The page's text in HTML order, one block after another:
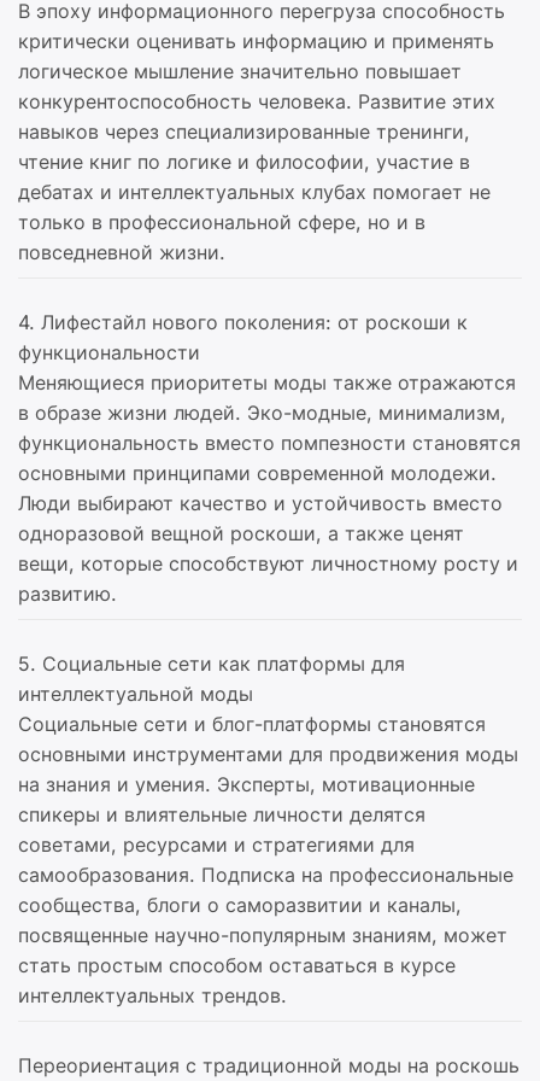
В эпоху информационного перегруза способность
критически оценивать информацию и применять
логическое мышление значительно повышает
конкурентоспособность человека. Развитие этих
навыков через специализированные тренинги,
чтение книг по логике и философии, участие в
дебатах и интеллектуальных клубах помогает не
только в профессиональной сфере, но и в
повседневной жизни.
4. Лифестайл нового поколения: от роскоши к
функциональности
Меняющиеся приоритеты моды также отражаются
в образе жизни людей. Эко-модные, минимализм,
функциональность вместо помпезности становятся
основными принципами современной молодежи.
Люди выбирают качество и устойчивость вместо
одноразовой вещной роскоши, а также ценят
вещи, которые способствуют личностному росту и
развитию.
5. Социальные сети как платформы для
интеллектуальной моды
Социальные сети и блог-платформы становятся
основными инструментами для продвижения моды
на знания и умения. Эксперты, мотивационные
спикеры и влиятельные личности делятся
советами, ресурсами и стратегиями для
самообразования. Подписка на профессиональные
сообщества, блоги о саморазвитии и каналы,
посвященные научно-популярным знаниям, может
стать простым способом оставаться в курсе
интеллектуальных трендов.
Переориентация с традиционной моды на роскошь